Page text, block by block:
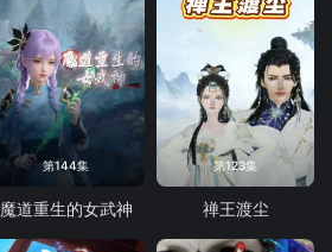
第144集
魔道重生的女武神
第123集
禅王渡尘